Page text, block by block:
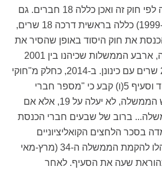
הייתה הראשונה שהוקמה לפי חוק זה ואכן כללה 18 חברים. גם
הממשלה ה-28 (כוננה ב-1999) כללה בראשית דרכה 18 שרים,
את חוק היסוד באופן שהסיר את
המגבלה. בהיעדר מגבלה, ארבע הממשלות שכיהנו בין 2001
ל-2009 כללו בממוצע 26 שרים עם כינונן. ב-2014, כחלק מ"חוקי
המשילות" תוקן חוק היסוד וסעיף 5(ו) קבע כי "מספר חברי
הממשלה, ובכלל זה ראש הממשלה, לא יעלה על 19, אלא אם
ברוב של שבעים חברי הכנסת
בסכר הלחצים הקואליציוניים
ובמקביל לשיחות שהתנהלו להקמת הממשלה ה-34 (מרץ-מאי
כהוראת שעה את הסעיף. לאחר